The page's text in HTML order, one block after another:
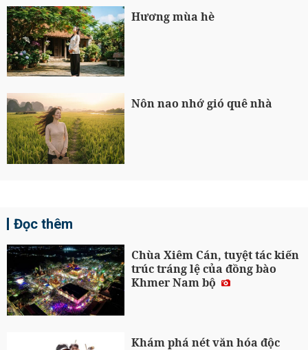
Hương mùa hè
Nôn nao nhớ gió quê nhà
Đọc thêm
Chùa Xiêm Cán, tuyệt tác kiến
trúc tráng lệ của đồng bào
Khmer Nam bộ
Khám phá nét văn hóa độc